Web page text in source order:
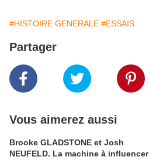
#HISTOIRE GENERALE #ESSAIS
Partager
Vous aimerez aussi
Brooke GLADSTONE et Josh
NEUFELD. La machine à influencer